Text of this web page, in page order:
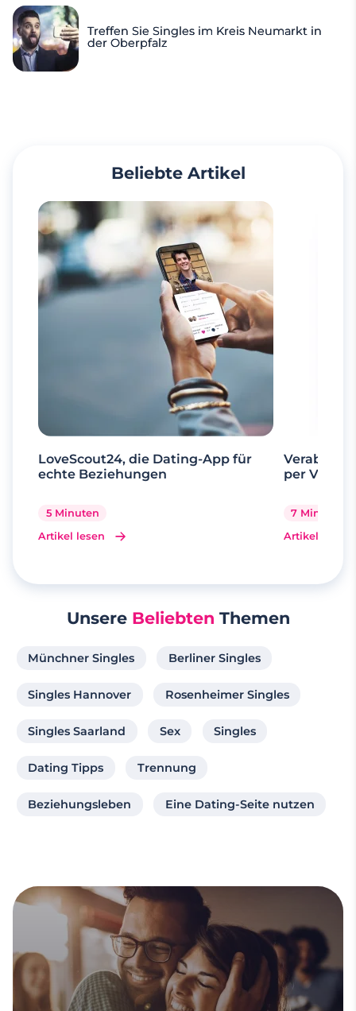
Treffen Sie Singles im Kreis Neumarkt in
der Oberpfalz
Beliebte Artikel
LoveScout24, die Dating-App für
echte Beziehungen
5 Minuten
Artikel lesen
per
7 Minuten
Artikel lesen
Unsere Beliebten Themen
Münchner Singles Berliner Singles
Singles Hannover Rosenheimer Singles
Singles Saarland Sex Singles
Dating Tipps Trennung
Beziehungsleben Eine Dating-Seite nutzen